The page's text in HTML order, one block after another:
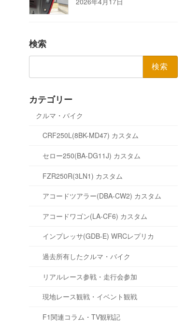
検索
カテゴリー
クルマ・バイク
CRF250L(8BK-MD47) カスタム
セロー250(BA-DG11J) カスタム
FZR250R(3LN1) カスタム
アコードツアラー(DBA-CW2) カスタム
アコードワゴン(LA-CF6) カスタム
インプレッサ(GDB-E) WRCレプリカ
過去所有したクルマ・バイク
リアルレース参戦・走行会参加
現地レース観戦・イベント観戦
F1関連コラム・TV観戦記